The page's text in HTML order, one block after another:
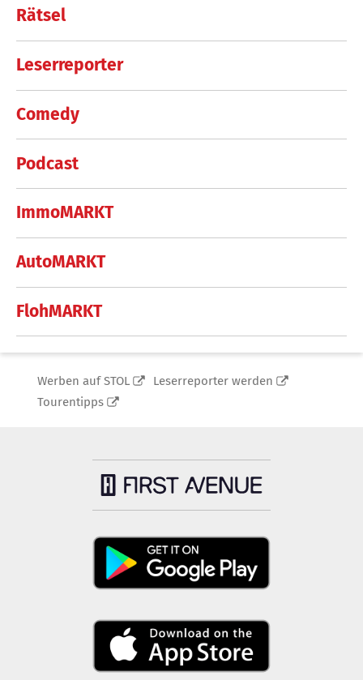
Rätsel
Leserreporter
Comedy
Podcast
ImmoMARKT
AutoMARKT
FlohMARKT
Werben auf STOL
Leserreporter werden
Tourentipps